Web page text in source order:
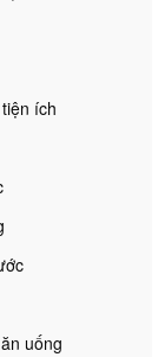
ích
uống